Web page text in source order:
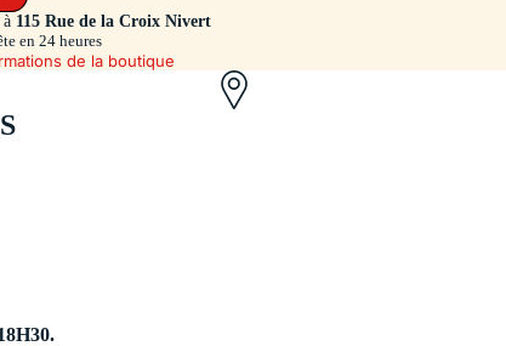
115 Rue de la Croix Nivert
en 24 heures
de la boutique